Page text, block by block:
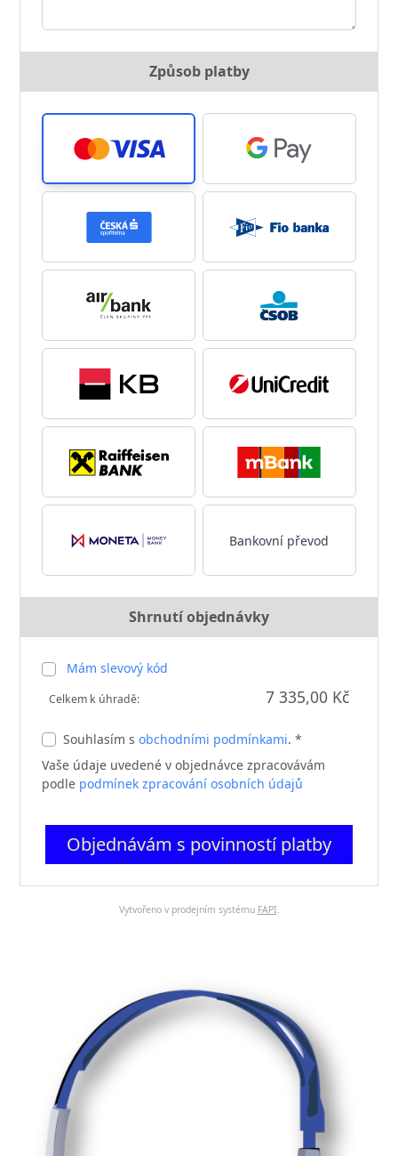
Způsob platby
Bankovní převod
Shrnutí objednávky
Mám slevový kód
Celkem k úhradě: 7 335,00 Kč
Souhlasím sobchodními podmínkami. *
Vaše údaje uvedené v objednávce zpracovávám
podle podmínek zpracování osobních údajů
Objednávám s povinností platby
Vytvořeno v prodejním systému FAPI.